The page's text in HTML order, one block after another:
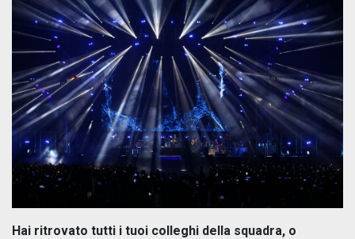
Hai ritrovato tutti i tuoi colleghi della squadra, o